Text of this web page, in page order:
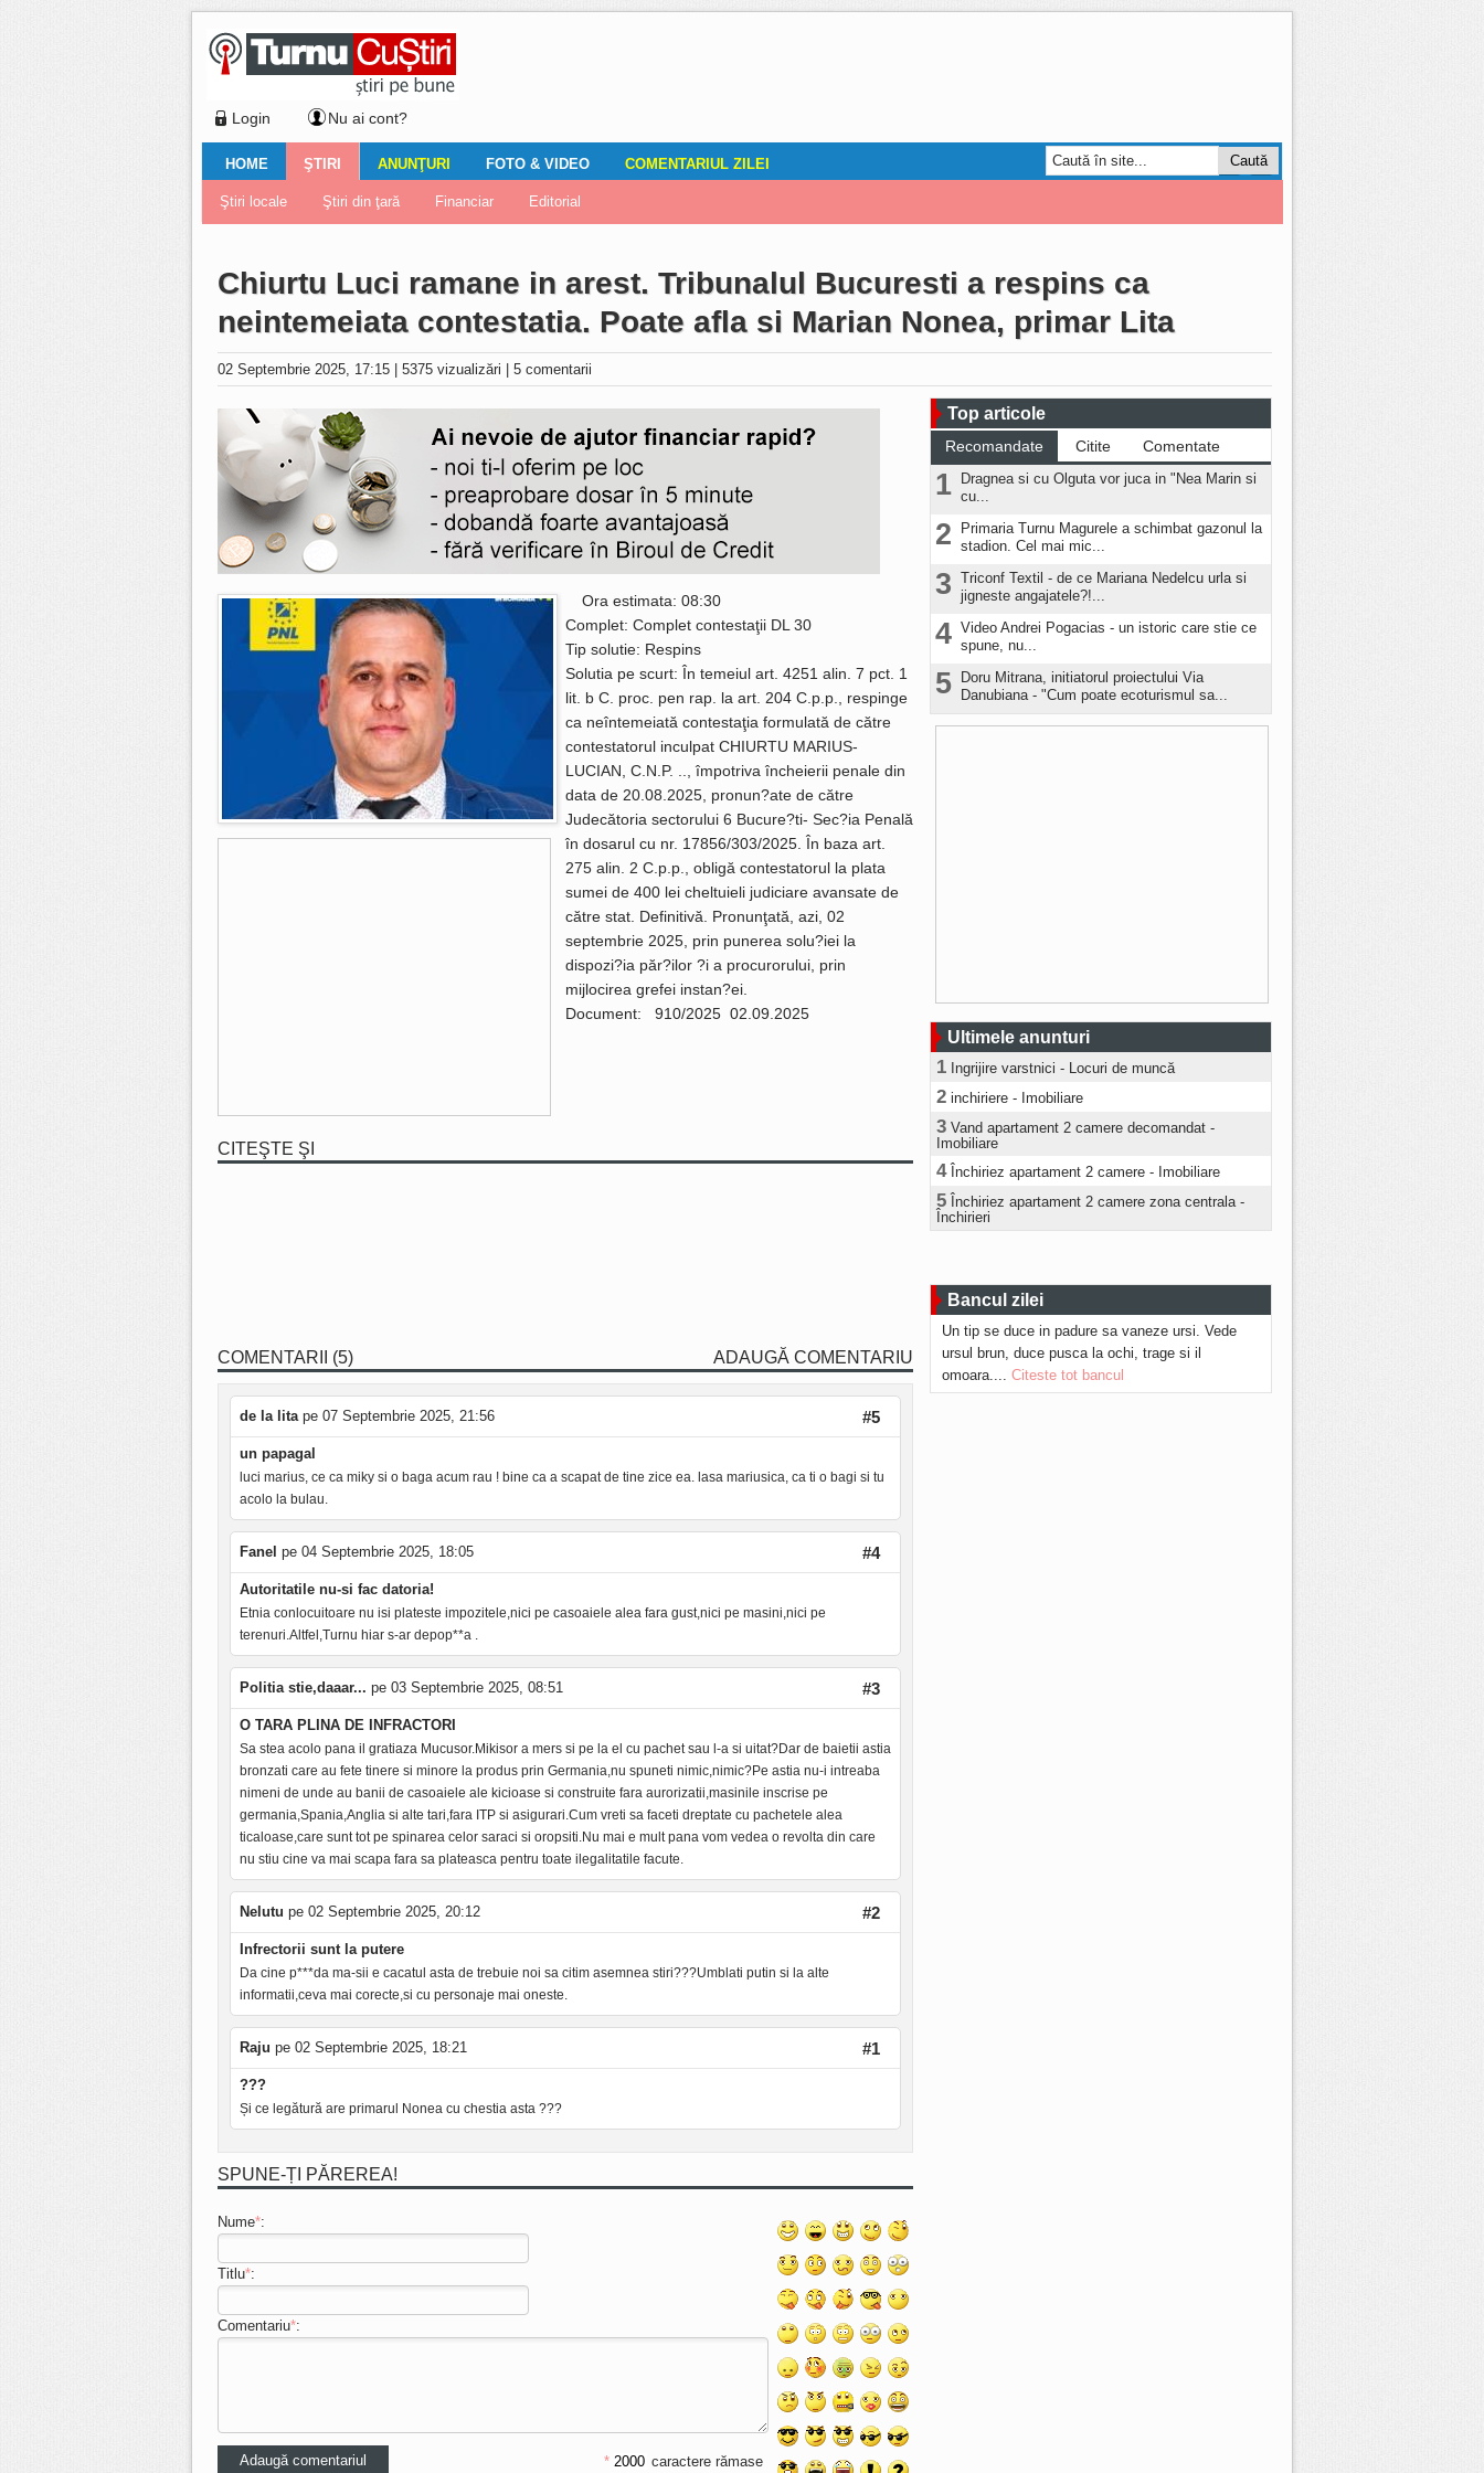
Login Nu ai cont?
HOME
Ştiri locale Turnaţi aici! Nemulţumirile localnicilor
ŞTIRI
Ştiri locale Ştiri din ţară Financiar Editorial
ANUNŢURI
Imobiliare Auto Închirieri Vânzări Locuri de muncă
FOTO & VIDEO
Galerii Foto Galerii video
COMENTARIUL ZILEI
Comentariul zilei
Chiurtu Luci ramane in arest. Tribunalul Bucuresti a respins ca
neintemeiata contestatia. Poate afla si Marian Nonea, primar Lita
02 Septembrie 2025, 17:15 5375 vizualizări 5 comentarii
Ora estimata: 08:30
Complet: Complet contestaţii DL 30
Tip solutie: Respins
Solutia pe scurt: În temeiul art. 4251 alin. 7 pct. 1
lit. b C. proc. pen rap. la art. 204 C.p.p., respinge
ca neîntemeiată contestaţia formulată de către
contestatorul inculpat CHIURTU MARIUS-
LUCIAN, C.N.P. .., împotriva încheierii penale din
data de 20.08.2025, pronun?ate de către
Judecătoria sectorului 6 Bucure?ti- Sec?ia Penală
în dosarul cu nr. 17856/303/2025. În baza art.
275 alin. 2 C.p.p., obligă contestatorul la plata
sumei de 400 lei cheltuieli judiciare avansate de
către stat. Definitivă. Pronunţată, azi, 02
septembrie 2025, prin punerea solu?iei la
dispozi?ia păr?ilor ?i a procurorului, prin
mijlocirea grefei instan?ei.
Document: 910/2025 02.09.2025
CITEŞTE ŞI
COMENTARII (5) ADAUGĂ COMENTARIU
de la litape 07 Septembrie 2025, 21:56 #5
un papagal
luci marius, ce ca miky si o baga acum rau ! bine ca a scapat de tine zice ea. lasa mariusica, ca ti o bagi si tu
acolo la bulau.
Fanel pe 04 Septembrie 2025, 18:05 #4
Autoritatile nu-si fac datoria!
Etnia conlocuitoare nu isi plateste impozitele,nici pe casoaiele alea fara gust,nici pe masini,nici pe
terenuri.Altfel,Turnu hiar s-ar depop**a .
Politia stie,daaar... pe 03 Septembrie 2025, 08:51 #3
O TARA PLINA DE INFRACTORI
Sa stea acolo pana il gratiaza Mucusor.Mikisor a mers si pe la el cu pachet sau l-a si uitat?Dar de baietii astia
bronzati care au fete tinere si minore la produs prin Germania,nu spuneti nimic,nimic?Pe astia nu-i intreaba
nimeni de unde au banii de casoaiele ale kicioase si construite fara aurorizatii,masinile inscrise pe
germania,Spania,Anglia si alte tari,fara ITP si asigurari.Cum vreti sa faceti dreptate cu pachetele alea
ticaloase,care sunt tot pe spinarea celor saraci si oropsiti.Nu mai e mult pana vom vedea o revolta din care
nu stiu cine va mai scapa fara sa plateasca pentru toate ilegalitatile facute.
Nelutu pe 02 Septembrie 2025, 20:12 #2
Infrectorii sunt la putere
Da cine p***da ma-sii e cacatul asta de trebuie noi sa citim asemnea stiri???Umblati putin si la alte
informatii,ceva mai corecte,si cu personaje mai oneste.
Raju pe 02 Septembrie 2025, 18:21 #1
???
Și ce legătură are primarul Nonea cu chestia asta ???
SPUNE-ȚI PĂREREA!
Nume*:
Titlu*:
Comentariu*:
* caractere rămase
Top articole
Recomandate Citite Comentate
1
Dragnea si cu Olguta vor juca in "Nea Marin si
cu...
2
Primaria Turnu Magurele a schimbat gazonul la
stadion. Cel mai mic...
3 Triconf Textil - de ce Mariana Nedelcu urla si
jigneste angajatele?!...
4 Video Andrei Pogacias - un istoric care stie ce
spune, nu...
5
Doru Mitrana, initiatorul proiectului Via
Danubiana - "Cum poate ecoturismul sa...
Ultimele anunturi
1 Ingrijire varstnici - Locuri de muncă
2 inchiriere - Imobiliare
3 Vand apartament 2 camere decomandat -
Imobiliare
4 Închiriez apartament 2 camere - Imobiliare
5 Închiriez apartament 2 camere zona centrala -
Închirieri
Bancul zilei
Un tip se duce in padure sa vaneze ursi. Vede
ursul brun, duce pusca la ochi, trage si il
omoara.... Citeste tot bancul